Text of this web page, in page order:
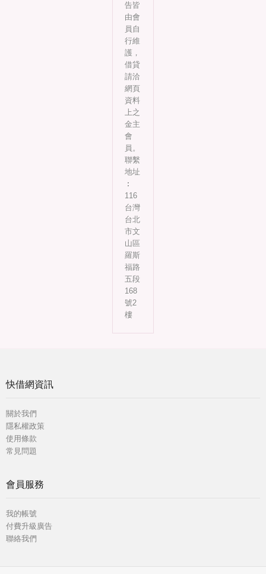
告皆
由會
員自
行維
護，
借貸
請洽
網頁
資料
上之
金主
會
員。
聯繫
地址
︰
116
台灣
台北
市文
山區
羅斯
福路
五段
168
號2
樓
快借網資訊
關於我們
隱私權政策
使用條款
常見問題
會員服務
我的帳號
付費升級廣告
聯絡我們